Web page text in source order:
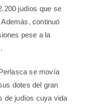
judíos que se
continuó
pese a la
se movía
dotes del gran
de judíos cuya vida